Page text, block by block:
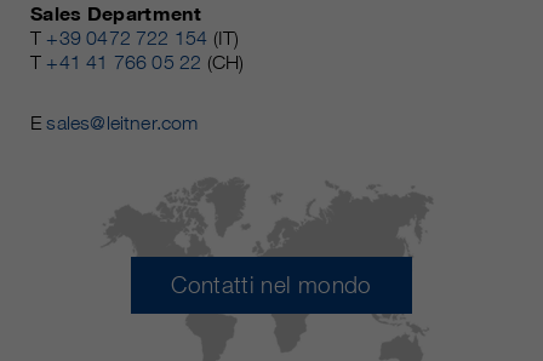
Sales Department
T +39 0472 722 154 (IT)
T +41 41 766 05 22 (CH)
Esales@leitner.com
Contatti nel mondo